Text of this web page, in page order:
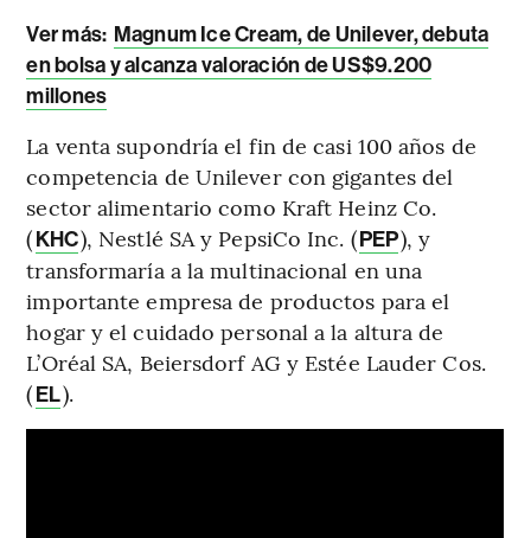
Ver más: Magnum Ice Cream, de Unilever, debuta
en bolsa y alcanza valoración de US$9.200
millones
La venta supondría el fin de casi 100 años de
competencia de Unilever con gigantes del
sector alimentario como Kraft Heinz Co.
(KHC), Nestlé SA y PepsiCo Inc. (PEP), y
transformaría a la multinacional en una
importante empresa de productos para el
hogar y el cuidado personal a la altura de
L’Oréal SA, Beiersdorf AG y Estée Lauder Cos.
(EL).